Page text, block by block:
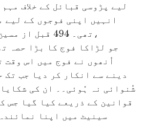
لیے پڑوسی قبائل کے خلاف مہم
انہیں اپنی فوجوں کے لیے
تھی۔ 494 قبل
اُنھوں نے فوج میں اس وقت
دینے سے انکار کر دیا جب تک
شُنوائی نہ ہُوئی۔۔ ان کی
قوانین کے ذریعے کیا گیا جس
سینیٹ میں اپنا